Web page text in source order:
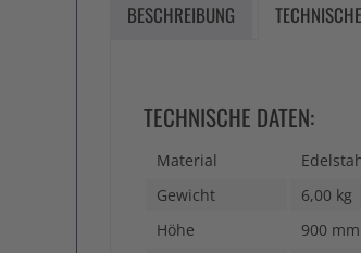
BESCHREIBUNG
TECHNISCHE DATEN:
Material
Gewicht
6,00 kg
Höhe
900